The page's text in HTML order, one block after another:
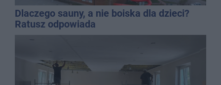
Dlaczego sauny, a nie boiska dla dzieci?
Ratusz odpowiada